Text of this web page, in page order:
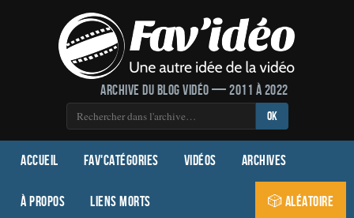
Archive du blog vidéo — 2011 à 2022
OK
Accueil Fav'Catégories Vidéos Archives
À propos Liens morts 🎲 Aléatoire